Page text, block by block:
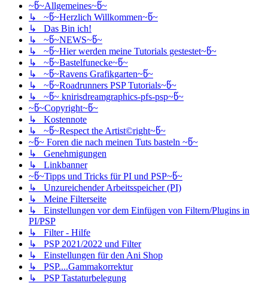
~წ~Allgemeines~წ~
↳ ~წ~Herzlich Willkommen~წ~
↳ Das Bin ich!
↳ ~წ~NEWS~წ~
↳ ~წ~Hier werden meine Tutorials gestestet~წ~
↳ ~წ~Bastelfunecke~წ~
↳ ~წ~Ravens Grafikgarten~წ~
↳ ~წ~Roadrunners PSP Tutorials~წ~
↳ ~წ~ knirisdreamgraphics-pfs-psp~წ~
~წ~Copyright~წ~
↳ Kostennote
↳ ~წ~Respect the Artist©right~წ~
~წ~ Foren die nach meinen Tuts basteln ~წ~
↳ Genehmigungen
↳ Linkbanner
~წ~Tipps und Tricks für PI und PSP~წ~
↳ Unzureichender Arbeitsspeicher (PI)
↳ Meine Filterseite
↳ Einstellungen vor dem Einfügen von Filtern/Plugins in
PI/PSP
↳ Filter - Hilfe
↳ PSP 2021/2022 und Filter
↳ Einstellungen für den Ani Shop
↳ PSP....Gammakorrektur
↳ PSP Tastaturbelegung